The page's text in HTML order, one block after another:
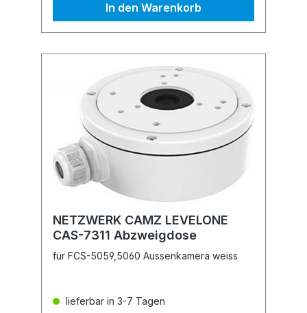
In den Warenkorb
NETZWERK CAMZ LEVELONE
CAS-7311 Abzweigdose
für FCS-5059,5060 Aussenkamera weiss
lieferbar in 3-7 Tagen